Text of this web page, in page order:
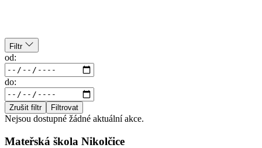
Filtr
od:
do:
Zrušit filtr Filtrovat
Nejsou dostupné žádné aktuální akce.
Mateřská škola Nikolčice